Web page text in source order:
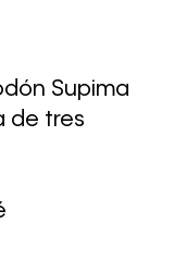
Supima
de tres